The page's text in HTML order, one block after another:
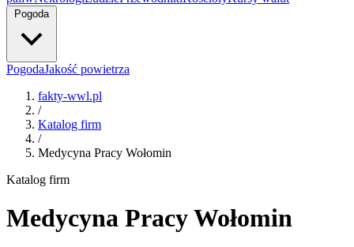
Pogoda
PogodaJakość powietrza
fakty-wwl.pl
/
Katalog firm
/
Medycyna Pracy Wołomin
Katalog firm
Medycyna Pracy Wołomin